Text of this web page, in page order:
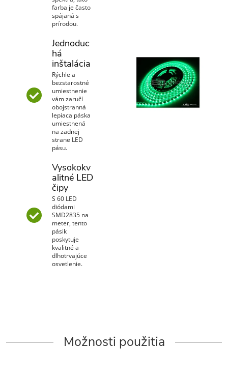
farba je často
spájaná s
prírodou.
Jednoduc
há
inštalácia
Rýchle a
bezstarostné
umiestnenie
vám zaručí
obojstranná
lepiaca páska
umiestnená
na zadnej
strane LED
pásu.
Vysokokv
alitné LED
čipy
S 60 LED
diódami
SMD2835 na
meter, tento
pásik
poskytuje
kvalitné a
dlhotrvajúce
osvetlenie.
Možnosti použitia